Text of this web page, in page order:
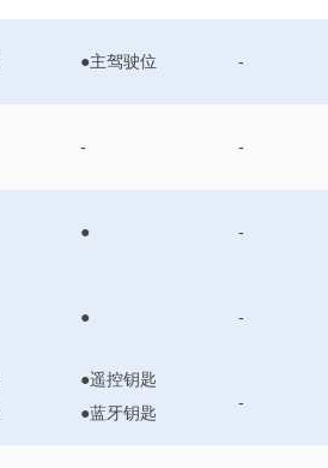
●主驾驶位 -
- -
● -
● -
●遥控钥匙
●蓝牙钥匙
-